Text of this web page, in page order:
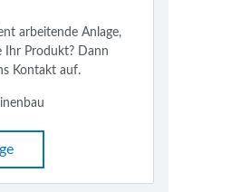
arbeitende Anlage,
Ihr Produkt? Dann
Kontakt auf.